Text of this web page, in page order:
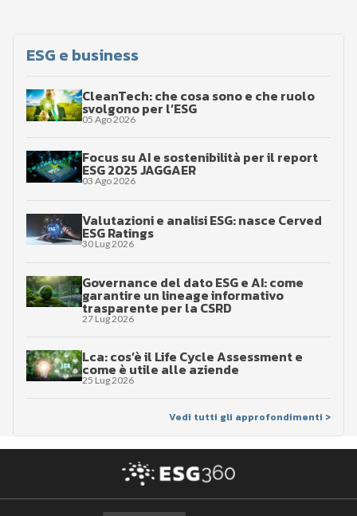
ESG e business
CleanTech: che cosa sono e che ruolo
svolgono per l’ESG
05 Ago 2026
Focus su AI e sostenibilità per il report
ESG 2025 JAGGAER
03 Ago 2026
Valutazioni e analisi ESG: nasce Cerved
ESG Ratings
30 Lug 2026
Governance del dato ESG e AI: come
garantire un lineage informativo
trasparente per la CSRD
27 Lug 2026
Lca: cos’è il Life Cycle Assessment e
come è utile alle aziende
25 Lug 2026
Vedi tutti gli approfondimenti >